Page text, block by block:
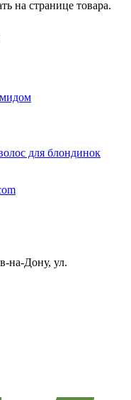
на странице товара.
для блондинок
на-Дону, ул.